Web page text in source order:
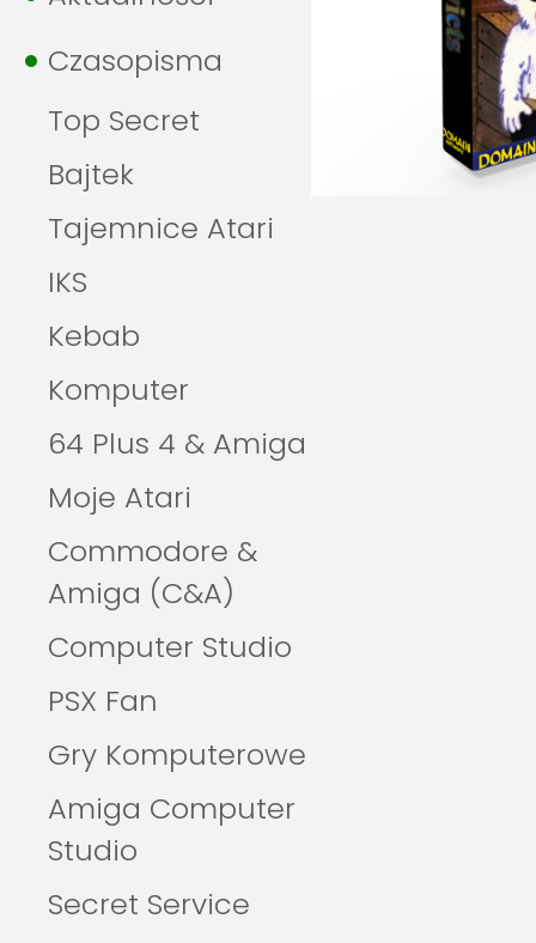
Czasopisma
Top Secret
Bajtek
Tajemnice Atari
IKS
Kebab
Komputer
64 Plus 4 & Amiga
Moje Atari
Commodore &
Amiga (C&A)
Computer Studio
PSX Fan
Gry Komputerowe
Amiga Computer
Studio
Secret Service